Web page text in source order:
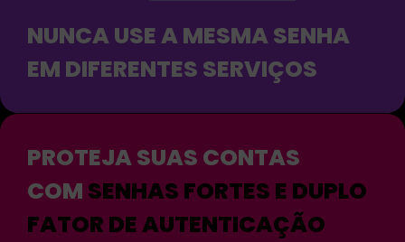
NUNCA USE A MESMA SENHA
EM DIFERENTES SERVIÇOS
PROTEJA SUAS CONTAS
COM SENHAS FORTES E DUPLO
FATOR DE AUTENTICAÇÃO